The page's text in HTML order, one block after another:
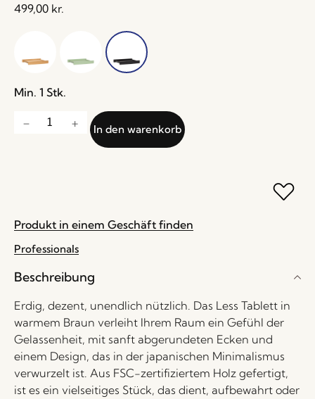
499,00 kr.
Min. 1 Stk.
In den warenkorb
Produkt in einem Geschäft finden
Professionals
Beschreibung
Erdig, dezent, unendlich nützlich. Das Less Tablett in
warmem Braun verleiht Ihrem Raum ein Gefühl der
Gelassenheit, mit sanft abgerundeten Ecken und
einem Design, das in der japanischen Minimalismus
verwurzelt ist. Aus FSC-zertifiziertem Holz gefertigt,
ist es ein vielseitiges Stück, das dient, aufbewahrt oder